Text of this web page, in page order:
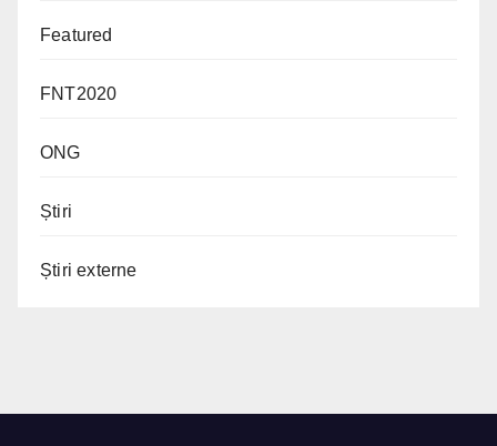
Featured
FNT2020
ONG
Știri
Știri externe